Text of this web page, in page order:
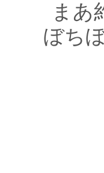
まあ
ぼち